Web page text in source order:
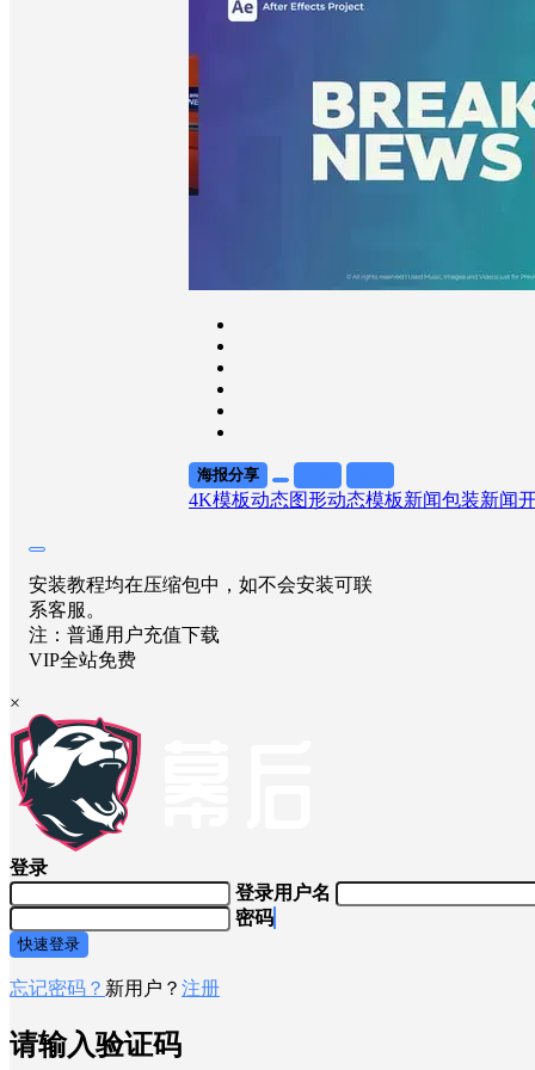
海报分享
4K模板动态图形动态模板新闻包装新闻
安装教程均在压缩包中，如不会安装可联
系客服。
注：普通用户充值下载
VIP全站免费
×
登录
登录用户名
密码
快速登录
忘记密码？ 新用户？ 注册
请输入验证码